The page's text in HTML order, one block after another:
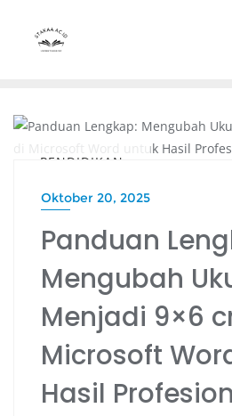
PENDIDIKAN
Oktober 20, 2025
Panduan
Mengubah
Menjadi 9×6
Microsoft
Hasil